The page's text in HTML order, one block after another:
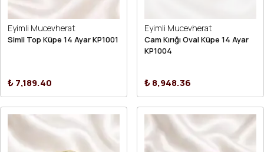
Eyimli Mucevherat
Simli Top Küpe 14 Ayar KP1001
₺ 7,189.40
Eyimli Mucevherat
Cam Kırığı Oval Küpe 14 Ayar
KP1004
₺ 8,948.36